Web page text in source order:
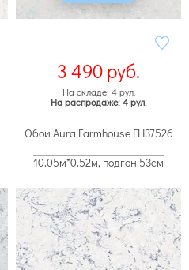
3 490руб.
На складе: 4 рул.
На распродаже: 4 рул.
Обои Aura Farmhouse FH37526
10.05м*0.52м, подгон 53см